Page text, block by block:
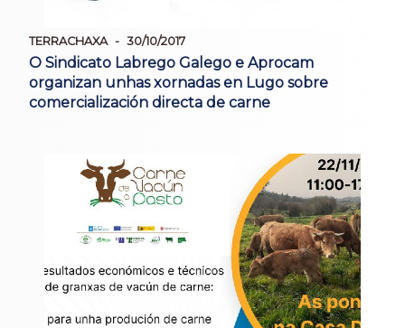
TERRACHAXA 30/10/2017
O Sindicato Labrego Galego e Aprocam
organizan unhas xornadas en Lugo sobre
comercialización directa de carne